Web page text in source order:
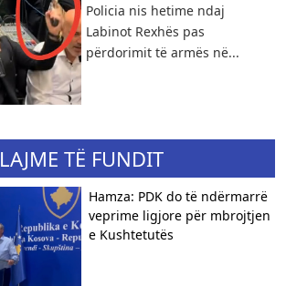
Policia nis hetime ndaj
Labinot Rexhës pas
përdorimit të armës në...
LAJME TË FUNDIT
Hamza: PDK do të ndërmarrë
veprime ligjore për mbrojtjen
e Kushtetutës